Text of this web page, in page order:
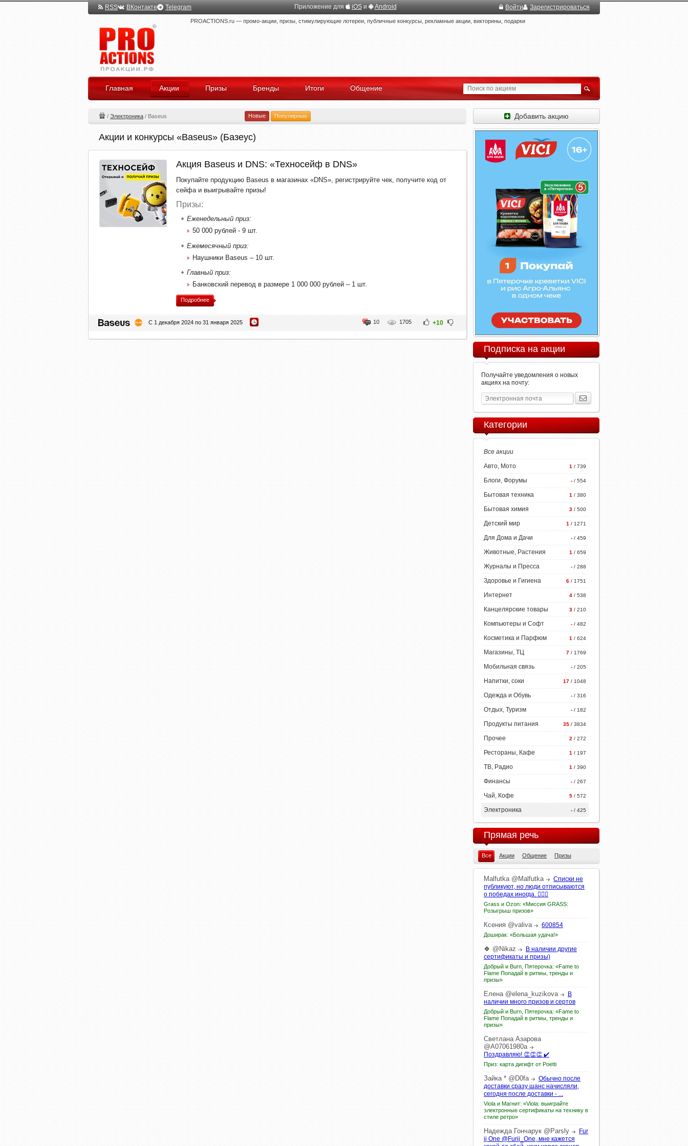
RSS ВКонтакте Telegram Приложение для iOSи Android Войти Зарегистрироваться
PROACTIONS.ru — промо-акции, призы, стимулирующие лотереи, публичные конкурсы, рекламные акции, викторины, подарки
Главная Акции Призы Бренды Итоги Общение
Новые Популярные
/ Электроника / Baseus
Акции и конкурсы «Baseus» (Базеус)
Акция Baseus и DNS: «Техносейф в DNS»
Покупайте продукцию Baseus в магазинах «DNS», регистрируйте чек, получите код от
сейфа и выигрывайте призы!
Призы:
Еженедельный приз:
50 000 рублей - 9 шт.
Ежемесячный приз:
Наушники Baseus – 10 шт.
Главный приз:
Банковский перевод в размере 1 000 000 рублей – 1 шт.
Подробнее
С 1 декабря 2024 по 31 января 2025 +10
1705
10
Добавить акцию
Подписка на акции
Получайте уведомления о новых
акциях на почту:
Категории
Все акции
1 / 739
Авто, Мото
- / 554
Блоги, Форумы
1 / 380
Бытовая техника
3 / 500
Бытовая химия
1 / 1271
Детский мир
- / 459
Для Дома и Дачи
1 / 659
Животные, Растения
- / 288
Журналы и Пресса
6 / 1751
Здоровье и Гигиена
4 / 538
Интернет
3 / 210
Канцелярские товары
- / 482
Компьютеры и Софт
1 / 624
Косметика и Парфюм
7 / 1769
Магазины, ТЦ
- / 205
Мобильная связь
17 / 1048
Напитки, соки
- / 316
Одежда и Обувь
- / 182
Отдых, Туризм
35 / 3834
Продукты питания
2 / 272
Прочее
1 / 197
Рестораны, Кафе
1 / 390
ТВ, Радио
- / 267
Финансы
5 / 572
Чай, Кофе
- / 425
Электроника
Прямая речь
Все Акции Общение Призы
Malfutka @Malfutka
Списки не
публикуют, но люди отписываются
о победах иногда. 🤷🏻‍♀️
Grass и Ozon: «Миссия GRASS:
Розыгрыш призов»
Ксения @valiva 600854
Доширак: «Большая удача!»
🍀 @Nikaz
В наличии другие
сертификаты и призы)
Добрый и Burn, Пятерочка: «Fame to
Flame Попадай в ритмы, тренды и
призы»
Елена @elena_kuzikova
В
наличии много призов и сертов
Добрый и Burn, Пятерочка: «Fame to
Flame Попадай в ритмы, тренды и
призы»
Светлана Азарова
@A07061980a
Поздравляю! 👏👏👏 ✔️
Приз: карта дигифт от Poetti
Зайка * @D0fa
Обычно после
доставки сразу шанс начисляли,
сегодня после доставки - ...
Viola и Магнит: «Viola: выиграйте
электронные сертификаты на технику в
стиле ретро»
Надежда Гончарук @Parsly
Fur
ij One @Furij_One, мне кажется